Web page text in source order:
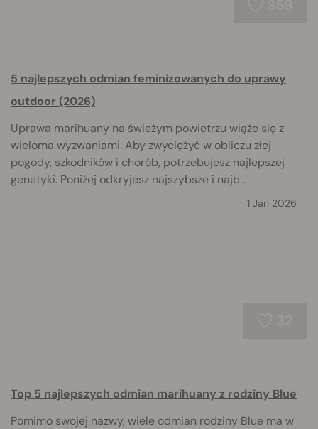
5 najlepszych odmian feminizowanych do uprawy
outdoor (2026)
Uprawa marihuany na świeżym powietrzu wiąże się z
wieloma wyzwaniami. Aby zwyciężyć w obliczu złej
pogody, szkodników i chorób, potrzebujesz najlepszej
genetyki. Poniżej odkryjesz najszybsze i najb ...
1 Jan 2026
Top 5 najlepszych odmian marihuany z rodziny Blue
Pomimo swojej nazwy, wiele odmian rodziny Blue ma w